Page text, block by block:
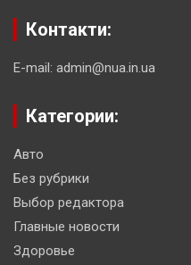
Контакти:
E-mail: admin@nua.in.ua
Категории:
Авто
Без рубрики
Выбор редактора
Главные новости
Здоровье